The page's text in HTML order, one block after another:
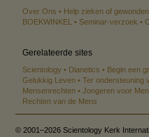
Over Ons Help zieken of gewonden
BOEKWINKEL
Seminar-verzoek
Gerelateerde sites
Scientology Dianetics Begin een
Gelukkig Leven
Ter ondersteuning
Mensenrechten
Jongeren voor
Rechten van de Mens
© 2001–2026 Scientology Kerk